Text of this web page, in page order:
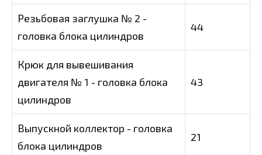
Резьбовая заглушка № 2 -
головка блока цилиндров
44
Крюк для вывешивания
двигателя № 1 - головка блока
цилиндров
43
Выпускной коллектор - головка
блока цилиндров
21